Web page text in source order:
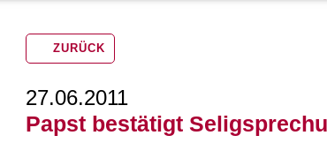
ZURÜCK
27.06.2011
Papst bestätigt